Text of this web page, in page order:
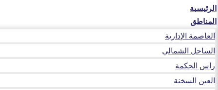
الرئيسية
المناطق
العاصمة الإدارية
الساحل الشمالي
راس الحكمة
العين السخنة